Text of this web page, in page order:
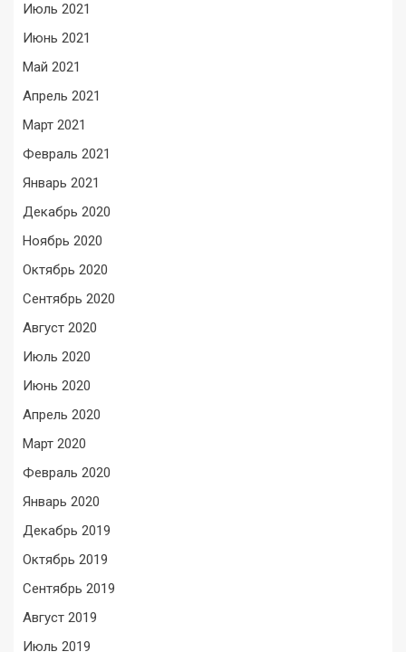
Июль 2021
Июнь 2021
Май 2021
Апрель 2021
Март 2021
Февраль 2021
Январь 2021
Декабрь 2020
Ноябрь 2020
Октябрь 2020
Сентябрь 2020
Август 2020
Июль 2020
Июнь 2020
Апрель 2020
Март 2020
Февраль 2020
Январь 2020
Декабрь 2019
Октябрь 2019
Сентябрь 2019
Август 2019
Июль 2019